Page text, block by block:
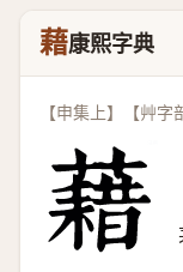
藉康熙字典
【申集上】【艸